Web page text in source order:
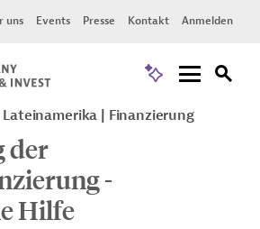
uns Events Presse Kontakt Anmelden
Lateinamerika Finanzierung
der
-
Hilfe